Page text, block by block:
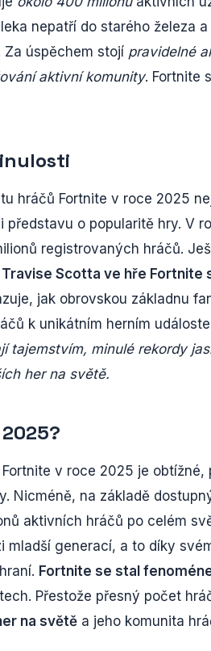
nepatří do starého železa
Za úspěchem stojí pravidelné
aktivní komunity. Fortnite
hráčů Fortnite v roce 2025
o popularitě hry. V
registrovaných hráčů.
Scotta ve hře Fortnite
jak obrovskou základnu
k unikátním herním
tajemstvím, minulé rekordy
her na světě.
v roce 2025 je obtížné,
Nicméně, na základě
aktivních hráčů po celém
mladší generací, a to díky
Fortnite se stal
Přestože přesný počet
na světě a jeho komunita